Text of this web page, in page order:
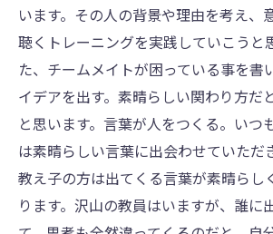
います。その人の背景や理由を考え、
聴くトレーニングを実践していこうと
た、チームメイトが困っている事を書
イデアを出す。素晴らしい関わり方だ
と思います。言葉が人をつくる。いつ
は素晴らしい言葉に出会わせていただ
教え子の方は出てくる言葉が素晴らし
ります。沢山の教員はいますが、誰に